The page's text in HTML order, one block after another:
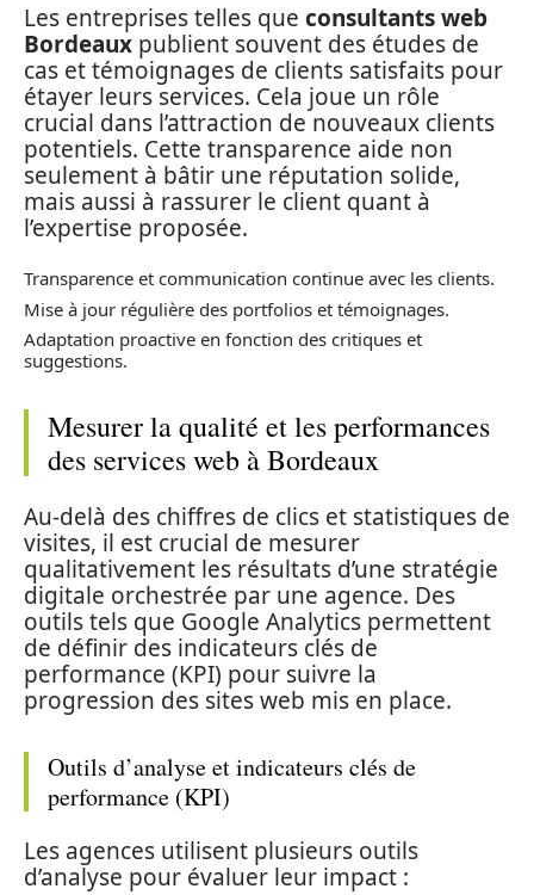
Les entreprises telles que consultants web
Bordeaux publient souvent des études de
cas et témoignages de clients satisfaits pour
étayer leurs services. Cela joue un rôle
crucial dans l’attraction de nouveaux clients
potentiels. Cette transparence aide non
seulement à bâtir une réputation solide,
mais aussi à rassurer le client quant à
l’expertise proposée.
Transparence et communication continue avec les clients.
Mise à jour régulière des portfolios et témoignages.
Adaptation proactive en fonction des critiques et
suggestions.
Mesurer la qualité et les performances
des services web à Bordeaux
Au-delà des chiffres de clics et statistiques de
visites, il est crucial de mesurer
qualitativement les résultats d’une stratégie
digitale orchestrée par une agence. Des
outils tels que Google Analytics permettent
de définir des indicateurs clés de
performance (KPI) pour suivre la
progression des sites web mis en place.
Outils d’analyse et indicateurs clés de
performance (KPI)
Les agences utilisent plusieurs outils
d’analyse pour évaluer leur impact :